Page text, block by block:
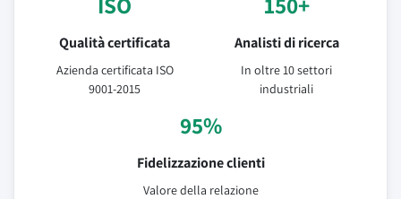
Qualità certificata
Azienda certificata ISO
9001-2015
Analisti di ricerca
In oltre 10 settori
industriali
95%
Fidelizzazione clienti
Valore della relazione